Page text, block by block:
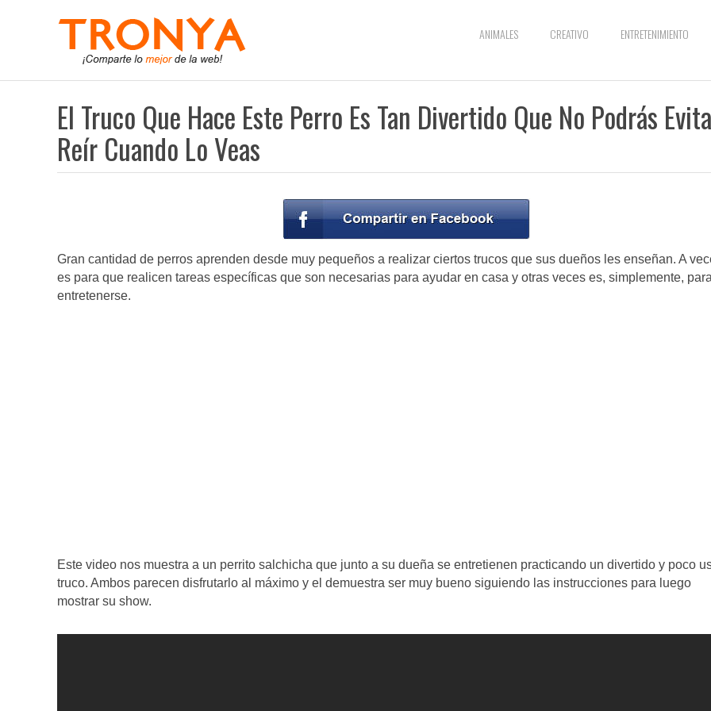
ANIMALES CREATIVO ENTRETENIMIENTO
El Truco Que Hace Este Perro Es Tan Divertido Que No Podrás
Reír Cuando Lo Veas
Gran cantidad de perros aprenden desde muy pequeños a realizar ciertos trucos que sus dueños les enseñan. A
es para que realicen tareas específicas que son necesarias para ayudar en casa y otras veces es, simplemente,
entretenerse.
Este video nos muestra a un perrito salchicha que junto a su dueña se entretienen practicando un divertido y poco
truco. Ambos parecen disfrutarlo al máximo y el demuestra ser muy bueno siguiendo las instrucciones para luego
mostrar su show.